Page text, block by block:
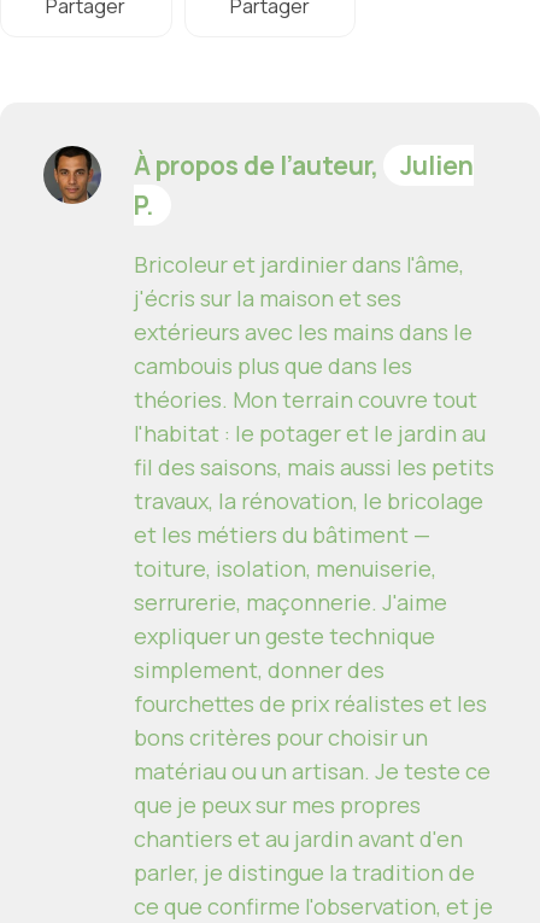
Partager Partager
À propos de l’auteur,
Julien
P.
Bricoleur et jardinier dans l'âme,
j'écris sur la maison et ses
extérieurs avec les mains dans le
cambouis plus que dans les
théories. Mon terrain couvre tout
l'habitat : le potager et le jardin au
fil des saisons, mais aussi les petits
travaux, la rénovation, le bricolage
et les métiers du bâtiment —
toiture, isolation, menuiserie,
serrurerie, maçonnerie. J'aime
expliquer un geste technique
simplement, donner des
fourchettes de prix réalistes et les
bons critères pour choisir un
matériau ou un artisan. Je teste ce
que je peux sur mes propres
chantiers et au jardin avant d'en
parler, je distingue la tradition de
ce que confirme l'observation, et je